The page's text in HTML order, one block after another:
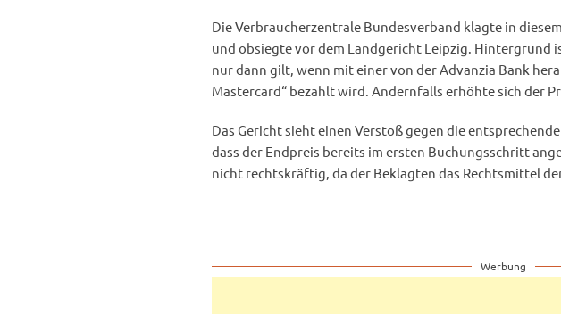
Die Verbraucherzentrale Bundesverband klagte in
und obsiegte vor dem Landgericht Leipzig. Hintergrund
nur dann gilt, wenn mit einer von der Advanzia Bank
Mastercard“ bezahlt wird. Andernfalls erhöhte sich der
Das Gericht sieht einen Verstoß gegen die
dass der Endpreis bereits im ersten Buchungsschritt
nicht rechtskräftig, da der Beklagten das Rechtsmittel
Werbung